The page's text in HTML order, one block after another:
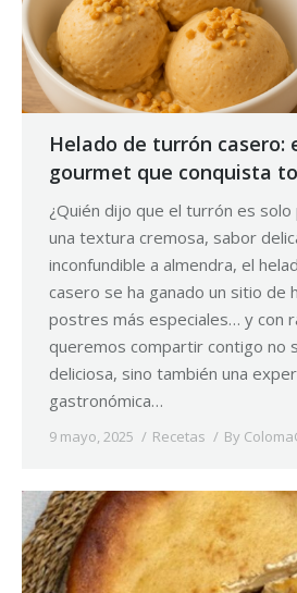
Helado de turrón casero:
gourmet que conquista
¿Quién dijo que el turrón es solo
una textura cremosa, sabor
inconfundible a almendra, el
casero se ha ganado un sitio de
postres más especiales… y con
queremos compartir contigo no
deliciosa, sino también una
gastronómica…
9 mayo, 2025 Recetas By